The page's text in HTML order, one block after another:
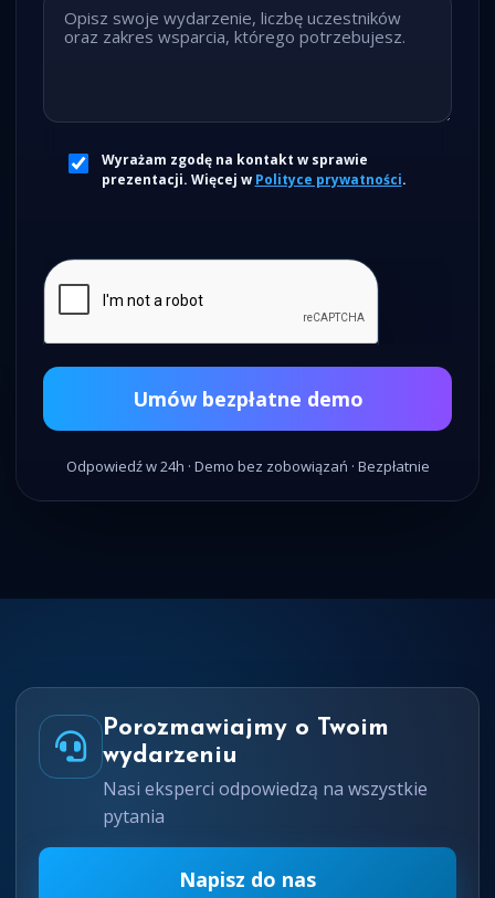
Wyrażam zgodę na kontakt w sprawie
prezentacji. Więcej w Polityce prywatności.
Umów bezpłatne demo
Odpowiedź w 24h · Demo bez zobowiązań · Bezpłatnie
Porozmawiajmy o Twoim
wydarzeniu
Nasi eksperci odpowiedzą na wszystkie
pytania
Napisz do nas